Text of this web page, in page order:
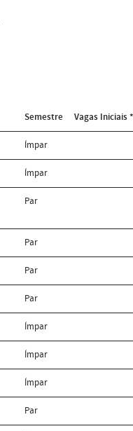
Semestre Vagas Iniciais *
Ímpar
Ímpar
Par
Par
Par
Par
Ímpar
Ímpar
Ímpar
Par